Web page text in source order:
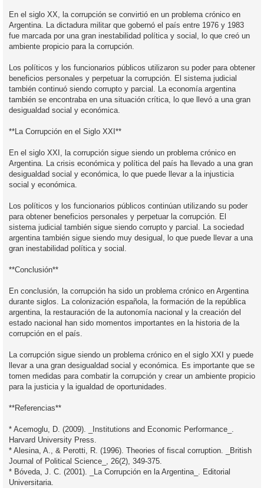
En el siglo XX, la corrupción se convirtió en un problema crónico en
Argentina. La dictadura militar que gobernó el país entre 1976 y 1983
fue marcada por una gran inestabilidad política y social, lo que creó un
ambiente propicio para la corrupción.
Los políticos y los funcionarios públicos utilizaron su poder para obtener
beneficios personales y perpetuar la corrupción. El sistema judicial
también continuó siendo corrupto y parcial. La economía argentina
también se encontraba en una situación crítica, lo que llevó a una gran
desigualdad social y económica.
**La Corrupción en el Siglo XXI**
En el siglo XXI, la corrupción sigue siendo un problema crónico en
Argentina. La crisis económica y política del país ha llevado a una gran
desigualdad social y económica, lo que puede llevar a la injusticia
social y económica.
Los políticos y los funcionarios públicos continúan utilizando su poder
para obtener beneficios personales y perpetuar la corrupción. El
sistema judicial también sigue siendo corrupto y parcial. La sociedad
argentina también sigue siendo muy desigual, lo que puede llevar a una
gran inestabilidad política y social.
**Conclusión**
En conclusión, la corrupción ha sido un problema crónico en Argentina
durante siglos. La colonización española, la formación de la república
argentina, la restauración de la autonomía nacional y la creación del
estado nacional han sido momentos importantes en la historia de la
corrupción en el país.
La corrupción sigue siendo un problema crónico en el siglo XXI y puede
llevar a una gran desigualdad social y económica. Es importante que se
tomen medidas para combatir la corrupción y crear un ambiente propicio
para la justicia y la igualdad de oportunidades.
**Referencias**
* Acemoglu, D. (2009). _Institutions and Economic Performance_.
Harvard University Press.
* Alesina, A., & Perotti, R. (1996). Theories of fiscal corruption. _British
Journal of Political Science_, 26(2), 349-375.
* Bóveda, J. C. (2001). _La Corrupción en la Argentina_. Editorial
Universitaria.